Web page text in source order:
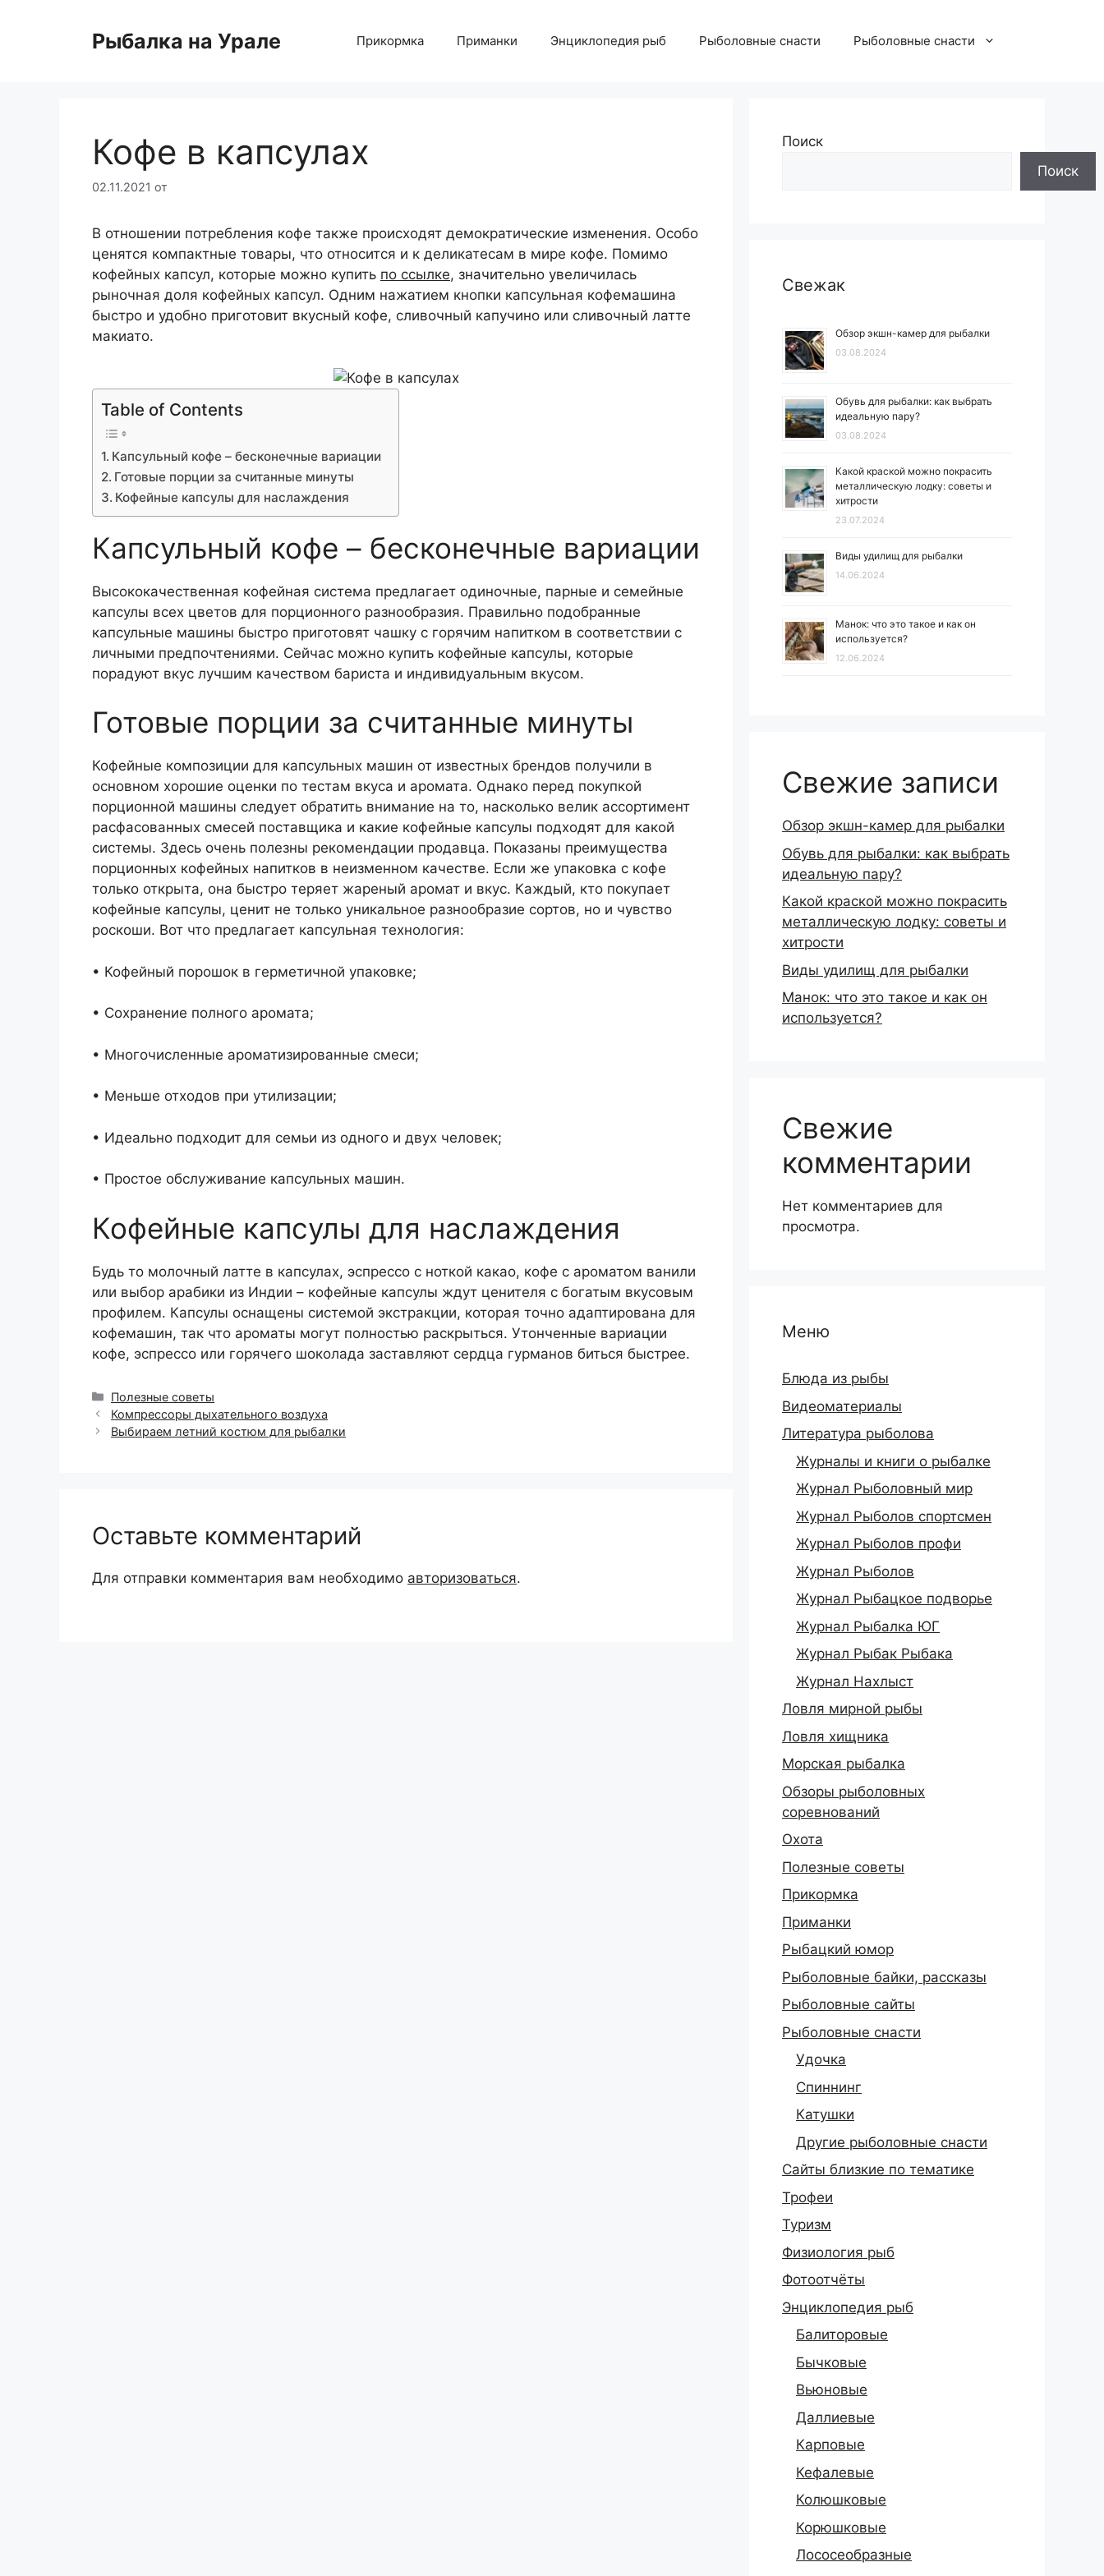
содержимомуРыбалка на Урале Прикормка Приманки Энциклопедия рыб Рыболовные снасти Рыболовные снасти
Кофе в капсулах
02.11.2021 от
В отношении потребления кофе также происходят демократические изменения. Особо
ценятся компактные товары, что относится и к деликатесам в мире кофе. Помимо
кофейных капсул, которые можно купить по ссылке, значительно увеличилась
рыночная доля кофейных капсул. Одним нажатием кнопки капсульная кофемашина
быстро и удобно приготовит вкусный кофе, сливочный капучино или сливочный латте
макиато.
Table of Contents
Капсульный кофе – бесконечные вариации
Готовые порции за считанные минуты
Кофейные капсулы для наслаждения
Капсульный кофе – бесконечные вариации
Высококачественная кофейная система предлагает одиночные, парные и семейные
капсулы всех цветов для порционного разнообразия. Правильно подобранные
капсульные машины быстро приготовят чашку с горячим напитком в соответствии с
личными предпочтениями. Сейчас можно купить кофейные капсулы, которые
порадуют вкус лучшим качеством бариста и индивидуальным вкусом.
Готовые порции за считанные минуты
Кофейные композиции для капсульных машин от известных брендов получили в
основном хорошие оценки по тестам вкуса и аромата. Однако перед покупкой
порционной машины следует обратить внимание на то, насколько велик ассортимент
расфасованных смесей поставщика и какие кофейные капсулы подходят для какой
системы. Здесь очень полезны рекомендации продавца. Показаны преимущества
порционных кофейных напитков в неизменном качестве. Если же упаковка с кофе
только открыта, она быстро теряет жареный аромат и вкус. Каждый, кто покупает
кофейные капсулы, ценит не только уникальное разнообразие сортов, но и чувство
роскоши. Вот что предлагает капсульная технология:
• Кофейный порошок в герметичной упаковке;
• Сохранение полного аромата;
• Многочисленные ароматизированные смеси;
• Меньше отходов при утилизации;
• Идеально подходит для семьи из одного и двух человек;
• Простое обслуживание капсульных машин.
Кофейные капсулы для наслаждения
Будь то молочный латте в капсулах, эспрессо с ноткой какао, кофе с ароматом ванили
или выбор арабики из Индии – кофейные капсулы ждут ценителя с богатым вкусовым
профилем. Капсулы оснащены системой экстракции, которая точно адаптирована для
кофемашин, так что ароматы могут полностью раскрыться. Утонченные вариации
кофе, эспрессо или горячего шоколада заставляют сердца гурманов биться быстрее.
Рубрики
Полезные советы
Компрессоры дыхательного воздуха
Выбираем летний костюм для рыбалки
Оставьте комментарий
Для отправки комментария вам необходимо авторизоваться.
Поиск
Поиск
Свежак
Обзор экшн-камер для рыбалки
03.08.2024
Обувь для рыбалки: как выбрать
идеальную пару?
03.08.2024
Какой краской можно покрасить
металлическую лодку: советы и
хитрости
23.07.2024
Виды удилищ для рыбалки
14.06.2024
Манок: что это такое и как он
используется?
12.06.2024
Свежие записи
Обзор экшн-камер для рыбалки
Обувь для рыбалки: как выбрать
идеальную пару?
Какой краской можно покрасить
металлическую лодку: советы и
хитрости
Виды удилищ для рыбалки
Манок: что это такое и как он
используется?
Свежие
комментарии
Нет комментариев для
просмотра.
Меню
Блюда из рыбы
Видеоматериалы
Литература рыболова
Журналы и книги о рыбалке
Журнал Рыболовный мир
Журнал Рыболов спортсмен
Журнал Рыболов профи
Журнал Рыболов
Журнал Рыбацкое подворье
Журнал Рыбалка ЮГ
Журнал Рыбак Рыбака
Журнал Нахлыст
Ловля мирной рыбы
Ловля хищника
Морская рыбалка
Обзоры рыболовных
соревнований
Охота
Полезные советы
Прикормка
Приманки
Рыбацкий юмор
Рыболовные байки, рассказы
Рыболовные сайты
Рыболовные снасти
Удочка
Спиннинг
Катушки
Другие рыболовные снасти
Сайты близкие по тематике
Трофеи
Туризм
Физиология рыб
Фотоотчёты
Энциклопедия рыб
Балиторовые
Бычковые
Вьюновые
Даллиевые
Карповые
Кефалевые
Колюшковые
Корюшковые
Лососеобразные